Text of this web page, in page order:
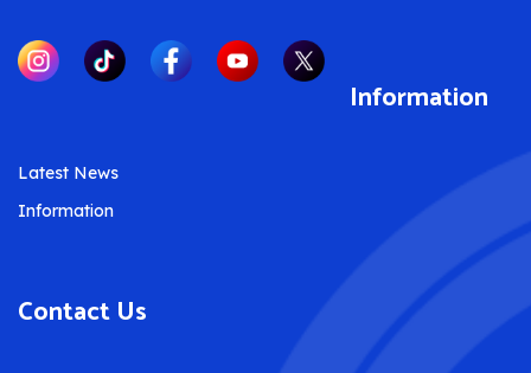
Information
Latest News
Information
Contact Us